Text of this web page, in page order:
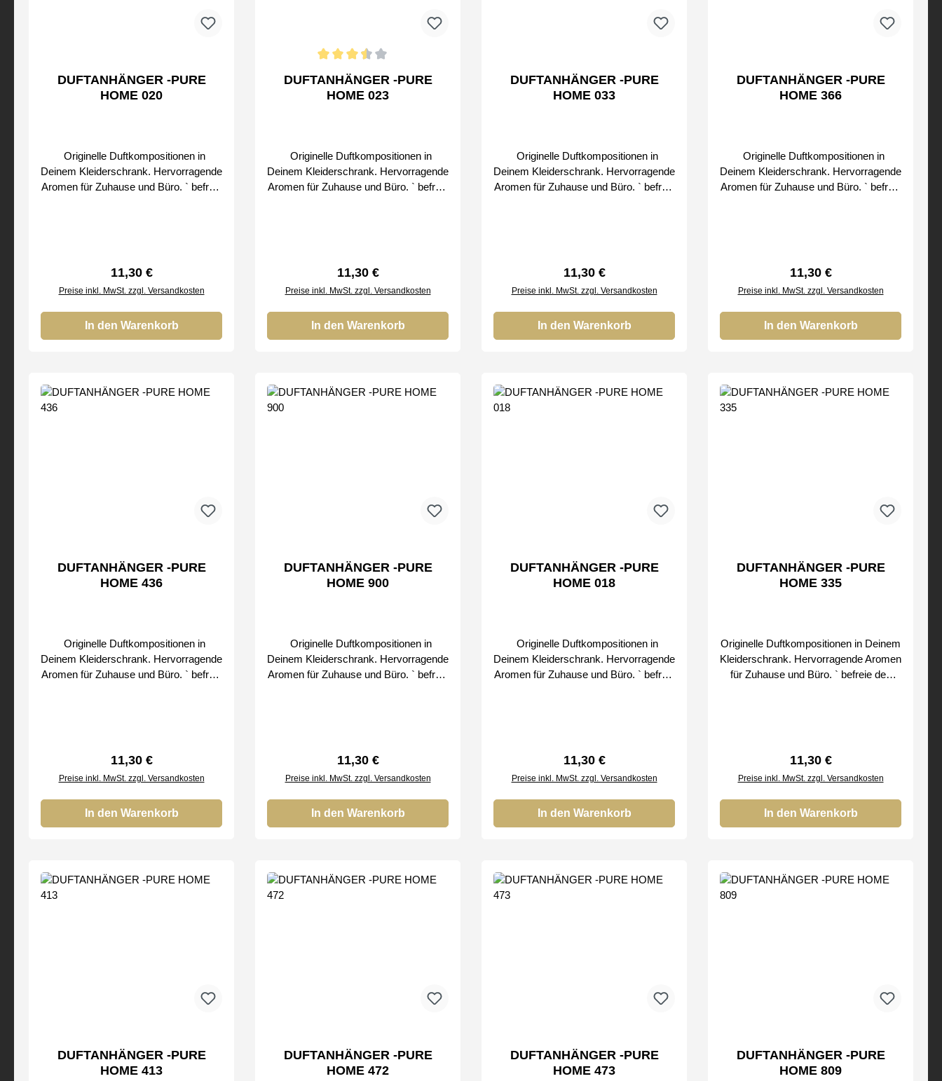
DUFTANHÄNGER -PURE
HOME 020
Originelle Duftkompositionen in
Deinem Kleiderschrank. Hervorragende
Aromen für Zuhause und Büro. ` befreie
Regulärer Preis:
11,30 €
Preise inkl. MwSt. zzgl. Versandkosten
In den Warenkorb
DUFTANHÄNGER -PURE
HOME 023
Originelle Duftkompositionen in
Deinem Kleiderschrank. Hervorragende
Aromen für Zuhause und Büro. ` befreie
Regulärer Preis:
11,30 €
Preise inkl. MwSt. zzgl. Versandkosten
In den Warenkorb
DUFTANHÄNGER -PURE
HOME 033
Originelle Duftkompositionen in
Deinem Kleiderschrank. Hervorragende
Aromen für Zuhause und Büro. ` befreie
Regulärer Preis:
11,30 €
Preise inkl. MwSt. zzgl. Versandkosten
In den Warenkorb
DUFTANHÄNGER -PURE
HOME 366
Originelle Duftkompositionen in
Deinem Kleiderschrank. Hervorragende
Aromen für Zuhause und Büro. ` befreie
Regulärer Preis:
11,30 €
Preise inkl. MwSt. zzgl. Versandkosten
In den Warenkorb
DUFTANHÄNGER -PURE
HOME 436
Originelle Duftkompositionen in
Deinem Kleiderschrank. Hervorragende
Aromen für Zuhause und Büro. ` befreie
Regulärer Preis:
11,30 €
Preise inkl. MwSt. zzgl. Versandkosten
In den Warenkorb
DUFTANHÄNGER -PURE
HOME 900
Originelle Duftkompositionen in
Deinem Kleiderschrank. Hervorragende
Aromen für Zuhause und Büro. ` befreie
Regulärer Preis:
11,30 €
Preise inkl. MwSt. zzgl. Versandkosten
In den Warenkorb
DUFTANHÄNGER -PURE
HOME 018
Originelle Duftkompositionen in
Deinem Kleiderschrank. Hervorragende
Aromen für Zuhause und Büro. ` befreie
Regulärer Preis:
11,30 €
Preise inkl. MwSt. zzgl. Versandkosten
In den Warenkorb
DUFTANHÄNGER -PURE
HOME 335
Originelle Duftkompositionen in Deinem
Kleiderschrank. Hervorragende Aromen
für Zuhause und Büro. ` befreie den
Regulärer Preis:
11,30 €
Preise inkl. MwSt. zzgl. Versandkosten
In den Warenkorb
DUFTANHÄNGER -PURE
HOME 413
DUFTANHÄNGER -PURE
HOME 472
DUFTANHÄNGER -PURE
HOME 473
DUFTANHÄNGER -PURE
HOME 809